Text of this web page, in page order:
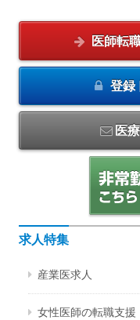
医師転
登録
医
求人特集
産業医求人
女性医師の転職支援